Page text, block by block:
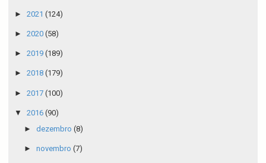
► 2021 (124)
► 2020 (58)
► 2019 (189)
► 2018 (179)
► 2017 (100)
▼ 2016 (90)
► dezembro (8)
► novembro (7)